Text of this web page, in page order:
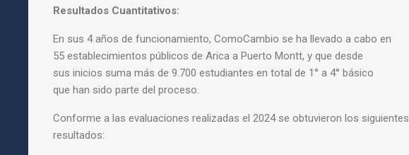
Resultados Cuantitativos:
En sus 4 años de funcionamiento, ComoCambio se ha llevado a cabo en
55 establecimientos públicos de Arica a Puerto Montt, y que desde
sus inicios suma más de 9.700 estudiantes en total de 1° a 4° básico
que han sido parte del proceso.
Conforme a las evaluaciones realizadas el 2024 se obtuvieron los siguientes
resultados: